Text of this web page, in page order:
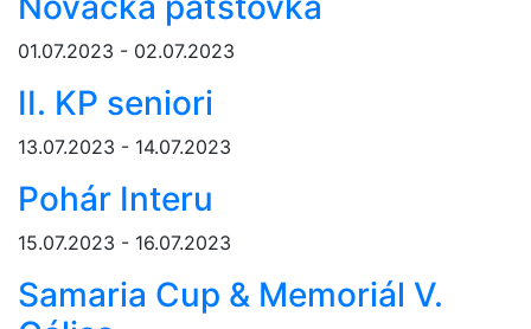
01.07.2023 - 02.07.2023
II. KP seniori
13.07.2023 - 14.07.2023
Pohár Interu
15.07.2023 - 16.07.2023
Samaria Cup & Memoriál V.